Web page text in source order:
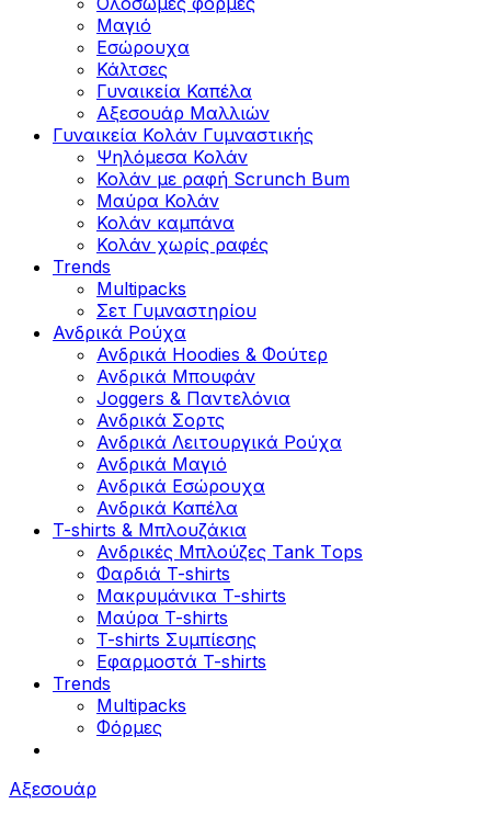
Μαγιό
Εσώρουχα
Κάλτσες
Γυναικεία Καπέλα
Αξεσουάρ Μαλλιών
Γυναικεία Κολάν Γυμναστικής
Ψηλόμεσα Κολάν
Κολάν με ραφή Scrunch Bum
Μαύρα Κολάν
Κολάν καμπάνα
Κολάν χωρίς ραφές
Trends
Multipacks
Σετ Γυμναστηρίου
Ανδρικά Ρούχα
Ανδρικά Hoodies & Φούτερ
Ανδρικά Μπουφάν
Joggers & Παντελόνια
Ανδρικά Σορτς
Ανδρικά Λειτουργικά Ρούχα
Ανδρικά Μαγιό
Ανδρικά Εσώρουχα
Ανδρικά Καπέλα
T-shirts & Μπλουζάκια
Ανδρικές Mπλούζες Τank Τops
Φαρδιά T-shirts
Μακρυμάνικα T-shirts
Μαύρα T-shirts
T-shirts Συμπίεσης
Εφαρμοστά T-shirts
Trends
Multipacks
Φόρμες
Αξεσουάρ